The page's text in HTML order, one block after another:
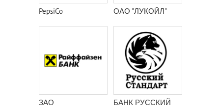
PepsiCo ОАО "ЛУКОЙЛ"
ЗАО
БАНК РУССКИЙ